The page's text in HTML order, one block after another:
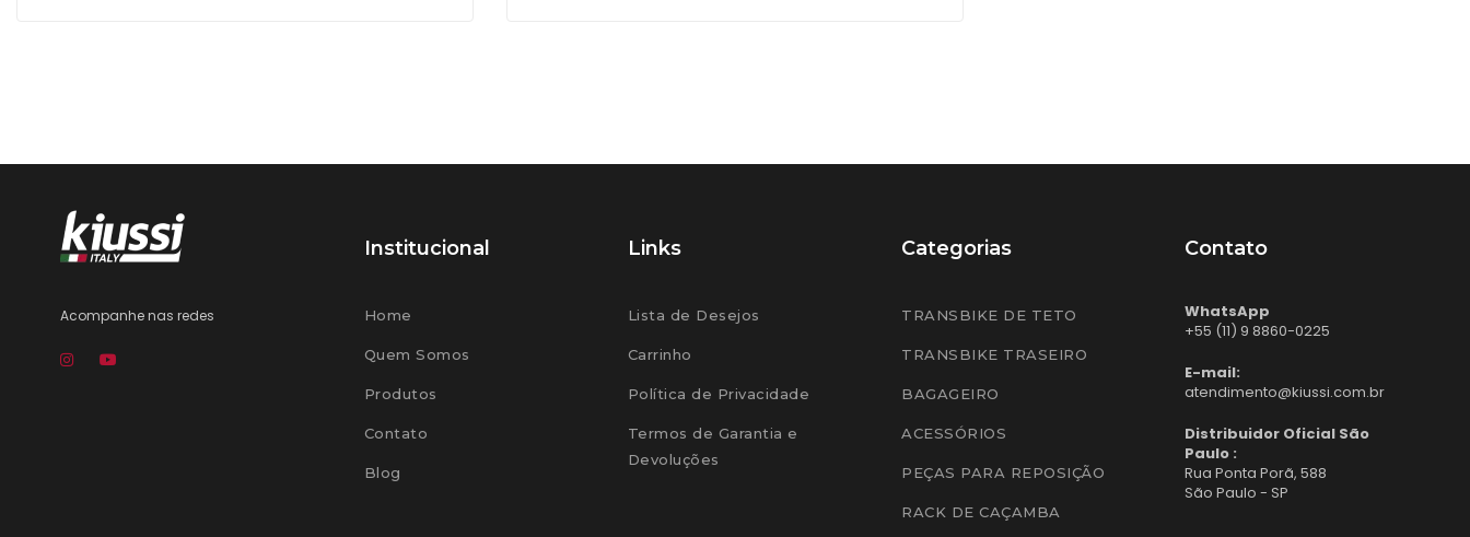
Acompanhe nas redes
Institucional
Home
Quem Somos
Produtos
Contato
Blog
Links
Lista de Desejos
Carrinho
Política de Privacidade
Termos de Garantia e
Devoluções
Categorias
TRANSBIKE DE TETO
TRANSBIKE TRASEIRO
BAGAGEIRO
ACESSÓRIOS
PEÇAS PARA REPOSIÇÃO
RACK DE CAÇAMBA
Contato
WhatsApp
+55 (11) 9 8860-0225
E-mail:
atendimento@kiussi.com.br
Distribuidor Oficial São
Paulo :
Rua Ponta Porã, 588
São Paulo - SP